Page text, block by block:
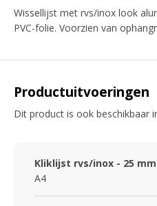
Wissellijst met rvs/inox look
PVC-folie. Voorzien van
Productuitvoeringen
Dit product is ook beschikbaar
Kliklijst rvs/inox - 25 mm
A4